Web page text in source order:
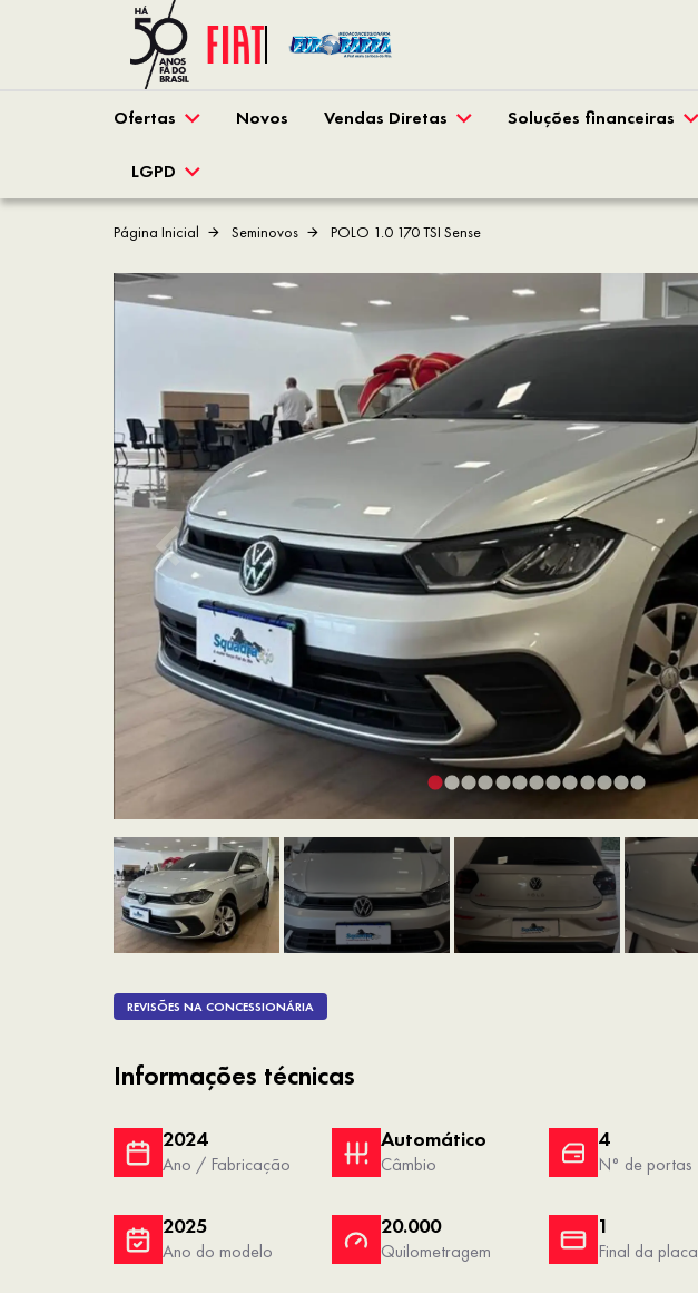
Ofertas Novos Vendas Diretas Soluções financeiras
LGPD
Página Inicial Seminovos POLO 1.0 170 TSI Sense
REVISÕES NA CONCESSIONÁRIA
Informações técnicas
2024
Ano / Fabricação
Automático
Câmbio
4
N° de portas
2025
Ano do modelo
20.000
Quilometragem
1
Final da placa